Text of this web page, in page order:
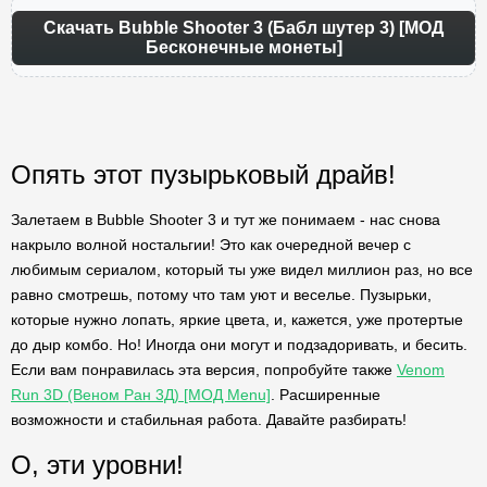
Скачать Bubble Shooter 3 (Бабл шутер 3) [МОД
Бесконечные монеты]
Опять этот пузырьковый драйв!
Залетаем в Bubble Shooter 3 и тут же понимаем - нас снова
накрыло волной ностальгии! Это как очередной вечер с
любимым сериалом, который ты уже видел миллион раз, но все
равно смотрешь, потому что там уют и веселье. Пузырьки,
которые нужно лопать, яркие цвета, и, кажется, уже протертые
до дыр комбо. Но! Иногда они могут и подзадоривать, и бесить.
Если вам понравилась эта версия, попробуйте также Venom
Run 3D (Веном Ран 3Д) [МОД Menu] . Расширенные
возможности и стабильная работа. Давайте разбирать!
О, эти уровни!